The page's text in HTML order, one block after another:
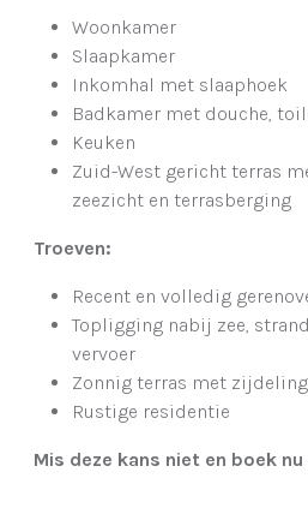
Woonkamer
Slaapkamer
Inkomhal met slaaphoek
Badkamer met douche,
Keuken
Zuid-West gericht terras
zeezicht en terrasberging
Troeven:
Recent en volledig
Topligging nabij zee,
vervoer
Zonnig terras met
Rustige residentie
Mis deze kans niet en boek